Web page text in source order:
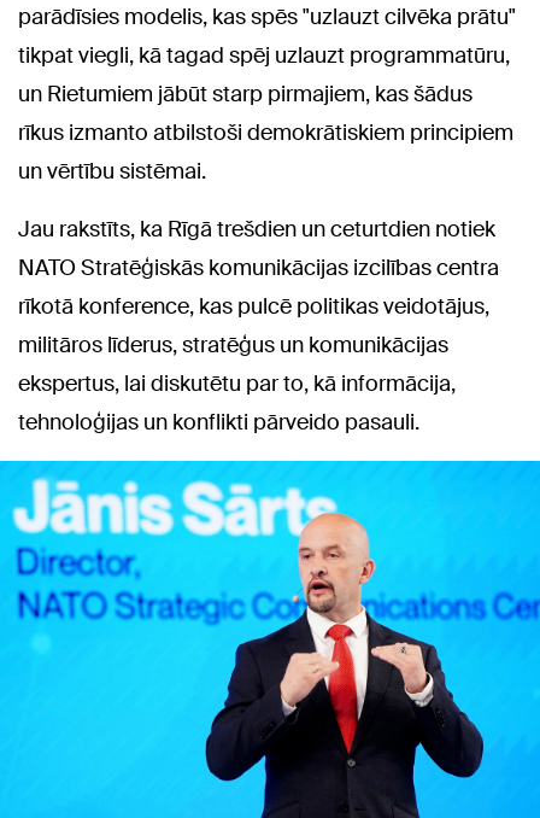
parādīsies modelis, kas spēs "uzlauzt cilvēka prātu"
tikpat viegli, kā tagad spēj uzlauzt programmatūru,
un Rietumiem jābūt starp pirmajiem, kas šādus
rīkus izmanto atbilstoši demokrātiskiem principiem
un vērtību sistēmai.
Jau rakstīts, ka Rīgā trešdien un ceturtdien notiek
NATO Stratēģiskās komunikācijas izcilības centra
rīkotā konference, kas pulcē politikas veidotājus,
militāros līderus, stratēģus un komunikācijas
ekspertus, lai diskutētu par to, kā informācija,
tehnoloģijas un konflikti pārveido pasauli.